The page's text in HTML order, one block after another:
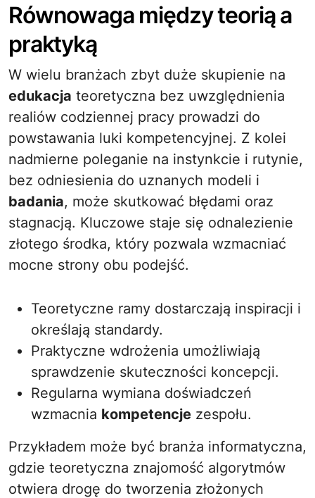
Równowaga między teorią a
praktyką
W wielu branżach zbyt duże skupienie na
edukacja teoretyczna bez uwzględnienia
realiów codziennej pracy prowadzi do
powstawania luki kompetencyjnej. Z kolei
nadmierne poleganie na instynkcie i rutynie,
bez odniesienia do uznanych modeli i
badania, może skutkować błędami oraz
stagnacją. Kluczowe staje się odnalezienie
złotego środka, który pozwala wzmacniać
mocne strony obu podejść.
Teoretyczne ramy dostarczają inspiracji i
określają standardy.
Praktyczne wdrożenia umożliwiają
sprawdzenie skuteczności koncepcji.
Regularna wymiana doświadczeń
wzmacnia kompetencje zespołu.
Przykładem może być branża informatyczna,
gdzie teoretyczna znajomość algorytmów
otwiera drogę do tworzenia złożonych